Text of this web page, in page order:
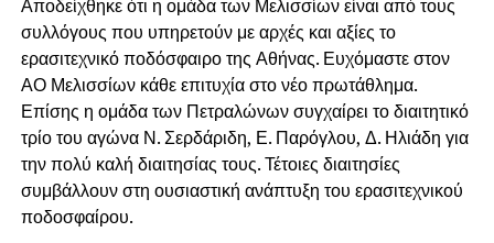
Αποδείχθηκε ότι η ομάδα των Μελισσίων είναι από τους
συλλόγους που υπηρετούν με αρχές και αξίες το
ερασιτεχνικό ποδόσφαιρο της Αθήνας. Ευχόμαστε στον
ΑΟ Μελισσίων κάθε επιτυχία στο νέο πρωτάθλημα.
Επίσης η ομάδα των Πετραλώνων συγχαίρει το διαιτητικό
τρίο του αγώνα Ν. Σερδάριδη, Ε. Παρόγλου, Δ. Ηλιάδη για
την πολύ καλή διαιτησίας τους. Τέτοιες διαιτησίες
συμβάλλουν στη ουσιαστική ανάπτυξη του ερασιτεχνικού
ποδοσφαίρου.